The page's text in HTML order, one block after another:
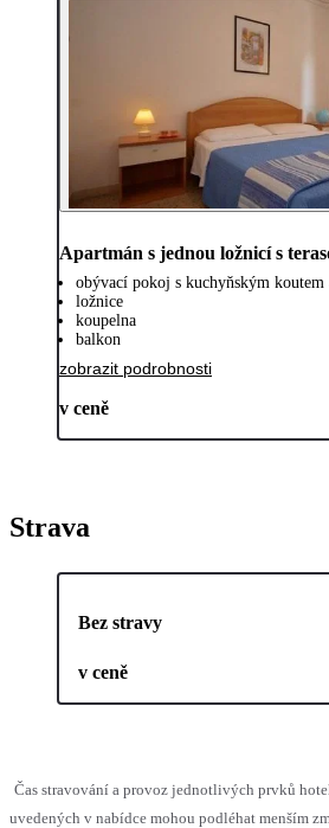
Apartmán s jednou ložnicí s
obývací pokoj s kuchyňským koutem
ložnice
koupelna
balkon
zobrazit podrobnosti
v ceně
Strava
Bez stravy
v ceně
Čas stravování a provoz jednotlivých prvků
uvedených v nabídce mohou podléhat menším